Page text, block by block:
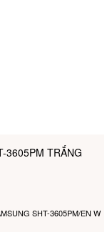
3605PM TRẮNG
SHT-3605PM/EN W